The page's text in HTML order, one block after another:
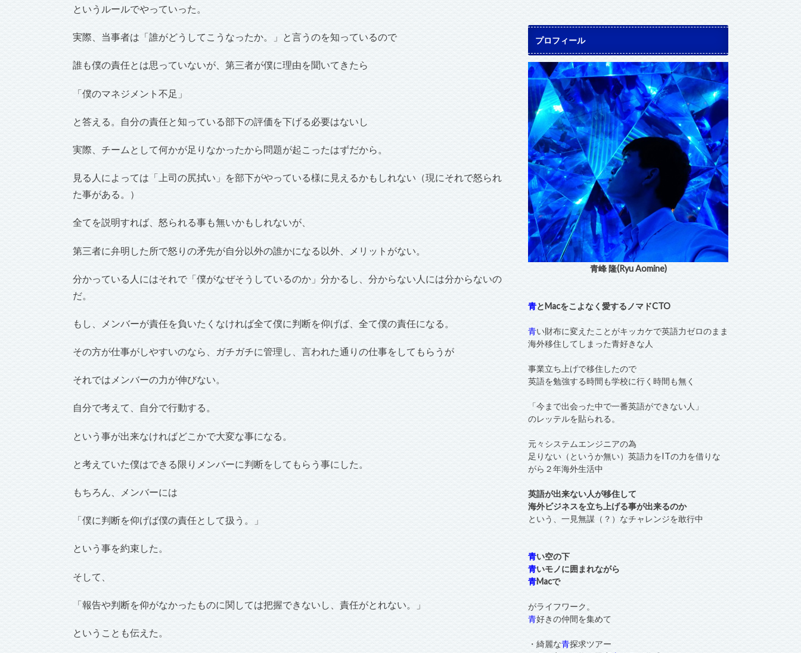
というルールでやっていった。
実際、当事者は「誰がどうしてこうなったか。」と言うのを知っているので
誰も僕の責任とは思っていないが、第三者が僕に理由を聞いてきたら
「僕のマネジメント不足」
と答える。自分の責任と知っている部下の評価を下げる必要はないし
実際、チームとして何かが足りなかったから問題が起こったはずだから。
見る人によっては「上司の尻拭い」を部下がやっている様に見えるかもしれない（現にそれで怒られ
た事がある。）
全てを説明すれば、怒られる事も無いかもしれないが、
第三者に弁明した所で怒りの矛先が自分以外の誰かになる以外、メリットがない。
分かっている人にはそれで「僕がなぜそうしているのか」分かるし、分からない人には分からないの
だ。
もし、メンバーが責任を負いたくなければ全て僕に判断を仰げば、全て僕の責任になる。
その方が仕事がしやすいのなら、ガチガチに管理し、言われた通りの仕事をしてもらうが
それではメンバーの力が伸びない。
自分で考えて、自分で行動する。
という事が出来なければどこかで大変な事になる。
と考えていた僕はできる限りメンバーに判断をしてもらう事にした。
もちろん、メンバーには
「僕に判断を仰げば僕の責任として扱う。」
という事を約束した。
そして、
「報告や判断を仰がなかったものに関しては把握できないし、責任がとれない。」
ということも伝えた。
プロフィール
青峰 隆(Ryu Aomine)
青とMacをこよなく愛するノマドCTO
青い財布に変えたことがキッカケで英語力ゼロのまま
海外移住してしまった青好きな人
事業立ち上げで移住したので
英語を勉強する時間も学校に行く時間も無く
「今まで出会った中で一番英語ができない人」
のレッテルを貼られる。
元々システムエンジニアの為
足りない（というか無い）英語力をITの力を借りな
がら２年海外生活中
英語が出来ない人が移住して
海外ビジネスを立ち上げる事が出来るのか
という、一見無謀（？）なチャレンジを敢行中
青い空の下
青いモノに囲まれながら
青Macで
がライフワーク。
青好きの仲間を集めて
・綺麗な青探求ツアー